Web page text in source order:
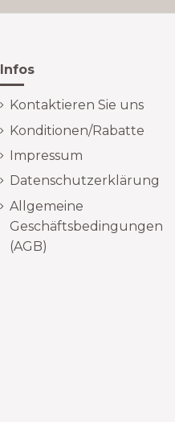
Infos
Kontaktieren Sie uns
Konditionen/Rabatte
Impressum
Datenschutzerklärung
Allgemeine
Geschäftsbedingungen
(AGB)